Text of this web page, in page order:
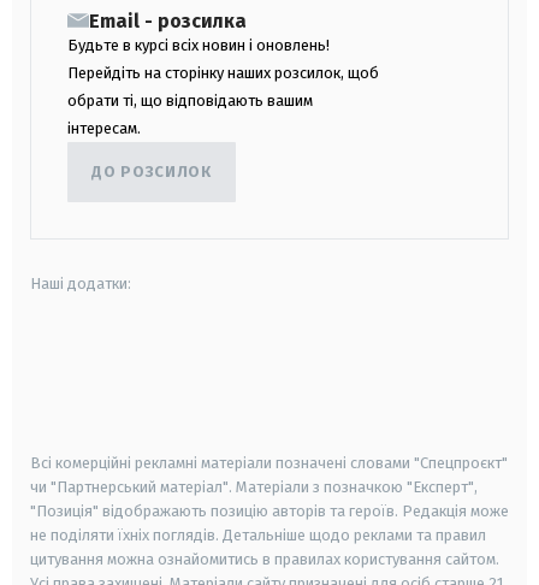
Email - розсилка
Будьте в курсі всіх новин і оновлень!
Перейдіть на сторінку наших розсилок, щоб
обрати ті, що відповідають вашим
інтересам.
ДО РОЗСИЛОК
Наші додатки:
Всі комерційні рекламні матеріали позначені словами "Спецпроєкт"
чи "Партнерський матеріал". Матеріали з позначкою "Експерт",
"Позиція" відображають позицію авторів та героїв. Редакція може
не поділяти їхніх поглядів. Детальніше щодо реклами та правил
цитування можна ознайомитись в правилах користування сайтом.